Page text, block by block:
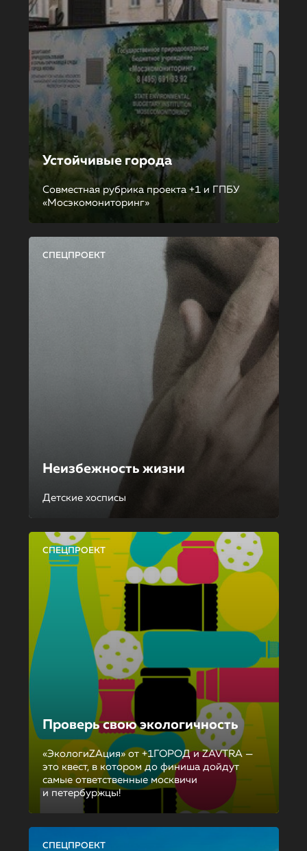
Устойчивые города
Совместная рубрика проекта +1 и ГПБУ
«Мосэкомониторинг»
СПЕЦПРОЕКТ
Неизбежность жизни
Детские хосписы
СПЕЦПРОЕКТ
Проверь свою экологичность
«ЭкологиZAция» от +1ГОРОД и ZAVTRA —
это квест, в котором до финиша дойдут
самые ответственные москвичи
и петербуржцы!
СПЕЦПРОЕКТ